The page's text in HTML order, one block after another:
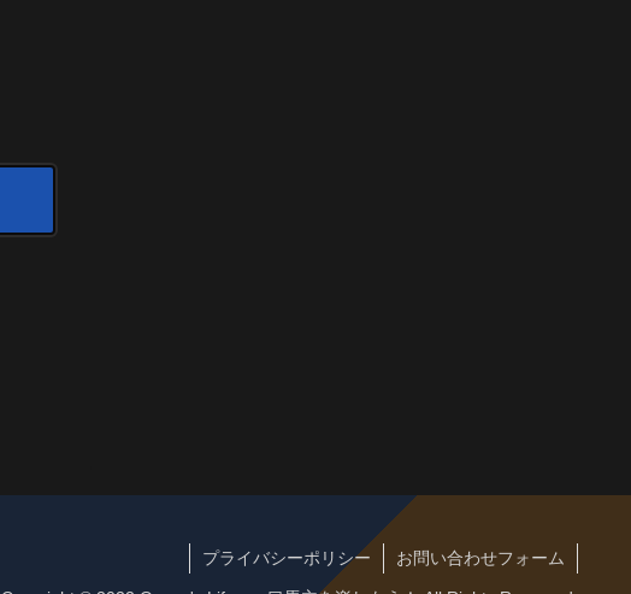
プライバシーポリシー お問い合わせフォーム